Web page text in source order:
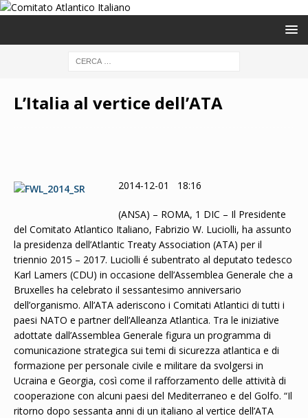
L’Italia al vertice dell’ATA
2014-12-01 18:16
(ANSA) – ROMA, 1 DIC – Il Presidente
del Comitato Atlantico Italiano, Fabrizio W. Luciolli, ha assunto
la presidenza dell’Atlantic Treaty Association (ATA) per il
triennio 2015 – 2017. Luciolli é subentrato al deputato tedesco
Karl Lamers (CDU) in occasione dell’Assemblea Generale che a
Bruxelles ha celebrato il sessantesimo anniversario
dell’organismo. All’ATA aderiscono i Comitati Atlantici di tutti i
paesi NATO e partner dell’Alleanza Atlantica. Tra le iniziative
adottate dall’Assemblea Generale figura un programma di
comunicazione strategica sui temi di sicurezza atlantica e di
formazione per personale civile e militare da svolgersi in
Ucraina e Georgia, così come il rafforzamento delle attività di
cooperazione con alcuni paesi del Mediterraneo e del Golfo. “Il
ritorno dopo sessanta anni di un italiano al vertice dell’ATA